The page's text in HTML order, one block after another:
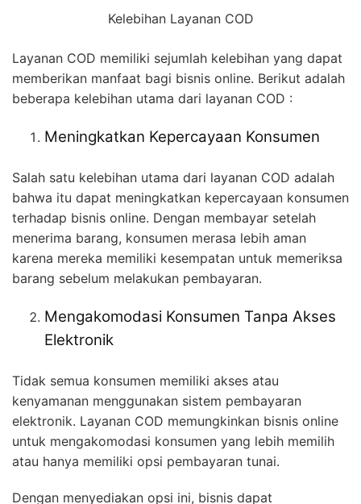
Kelebihan Layanan COD
Layanan COD memiliki sejumlah kelebihan yang dapat
memberikan manfaat bagi bisnis online. Berikut adalah
beberapa kelebihan utama dari layanan COD :
Meningkatkan Kepercayaan Konsumen
Salah satu kelebihan utama dari layanan COD adalah
bahwa itu dapat meningkatkan kepercayaan konsumen
terhadap bisnis online. Dengan membayar setelah
menerima barang, konsumen merasa lebih aman
karena mereka memiliki kesempatan untuk memeriksa
barang sebelum melakukan pembayaran.
Mengakomodasi Konsumen Tanpa Akses
Elektronik
Tidak semua konsumen memiliki akses atau
kenyamanan menggunakan sistem pembayaran
elektronik. Layanan COD memungkinkan bisnis online
untuk mengakomodasi konsumen yang lebih memilih
atau hanya memiliki opsi pembayaran tunai.
Dengan menyediakan opsi ini, bisnis dapat